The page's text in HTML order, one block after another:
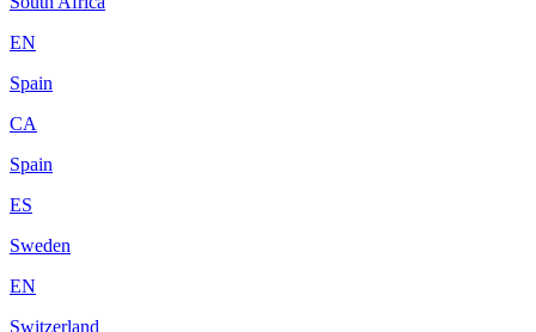
EN
Spain
CA
Spain
ES
Sweden
EN
Switzerland